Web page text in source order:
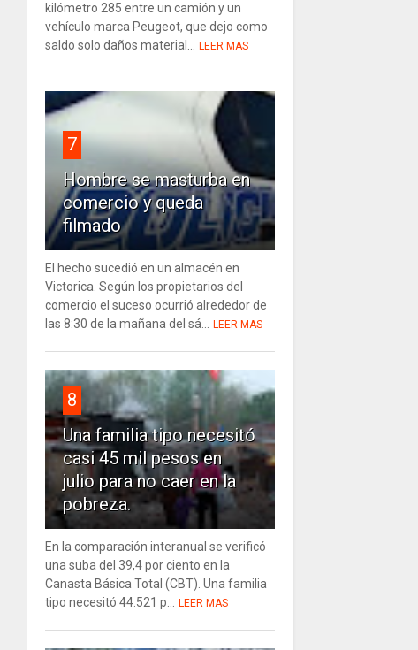
kilómetro 285 entre un camión y un
vehículo marca Peugeot, que dejo como
saldo solo daños material... LEER MAS
7
Hombre se masturba en
comercio y queda
filmado
El hecho sucedió en un almacén en
Victorica. Según los propietarios del
comercio el suceso ocurrió alrededor de
las 8:30 de la mañana del sá... LEER MAS
8
Una familia tipo necesitó
casi 45 mil pesos en
julio para no caer en la
pobreza.
En la comparación interanual se verificó
una suba del 39,4 por ciento en la
Canasta Básica Total (CBT). Una familia
tipo necesitó 44.521 p... LEER MAS